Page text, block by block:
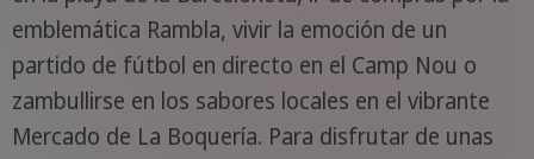
emblemática Rambla, vivir la emoción de un
partido de fútbol en directo en el Camp Nou o
zambullirse en los sabores locales en el vibrante
Mercado de La Boquería. Para disfrutar de unas